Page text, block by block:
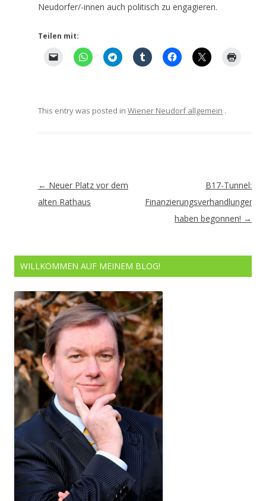
Neudorfer/-innen auch politisch zu engagieren.
Teilen mit:
This entry was posted in Wiener Neudorf allgemein .
Artikel-
Navigation
← Neuer Platz vor dem
alten Rathaus
B17-Tunnel:
Finanzierungsverhandlungen
haben begonnen! →
WILLKOMMEN AUF MEINEM BLOG!